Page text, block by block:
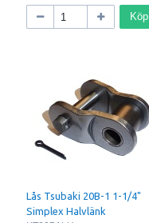
Köp
Lås Tsubaki 20B-1 1-1/4"
Simplex Halvlänk